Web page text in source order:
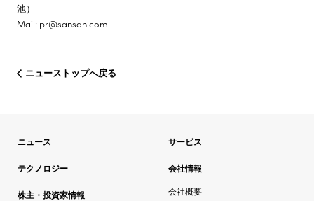
池）
Mail: pr@sansan.com
ニューストップへ戻る
ニュース サービス
テクノロジー
会社情報
会社概要
株主・投資家情報